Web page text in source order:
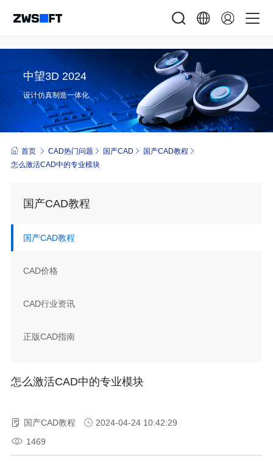
中望3D 2024
设计仿真制造一体化
首页 CAD热门问题 国产CAD
国产CAD教程
怎么激活CAD中的专业模块
国产CAD教程
国产CAD教程
CAD价格
CAD行业资讯
正版CAD指南
怎么激活CAD中的专业模块
国产CAD教程
2024-04-24 10:42:29
1469